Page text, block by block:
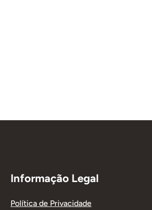
Informação Legal
Política de Privacidade